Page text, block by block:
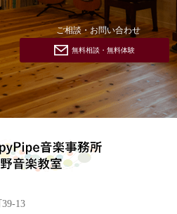
ご相談・お問い合わせ
無料相談・無料体験
13